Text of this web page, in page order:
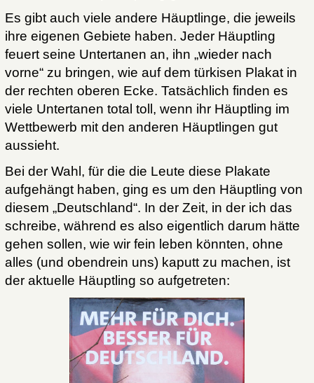
Es gibt auch viele andere Häuptlinge, die jeweils
ihre eigenen Gebiete haben. Jeder Häuptling
feuert seine Untertanen an, ihn „wieder nach
vorne“ zu bringen, wie auf dem türkisen Plakat in
der rechten oberen Ecke. Tatsächlich finden es
viele Untertanen total toll, wenn ihr Häuptling im
Wettbewerb mit den anderen Häuptlingen gut
aussieht.
Bei der Wahl, für die die Leute diese Plakate
aufgehängt haben, ging es um den Häuptling von
diesem „Deutschland“. In der Zeit, in der ich das
schreibe, während es also eigentlich darum hätte
gehen sollen, wie wir fein leben könnten, ohne
alles (und obendrein uns) kaputt zu machen, ist
der aktuelle Häuptling so aufgetreten: